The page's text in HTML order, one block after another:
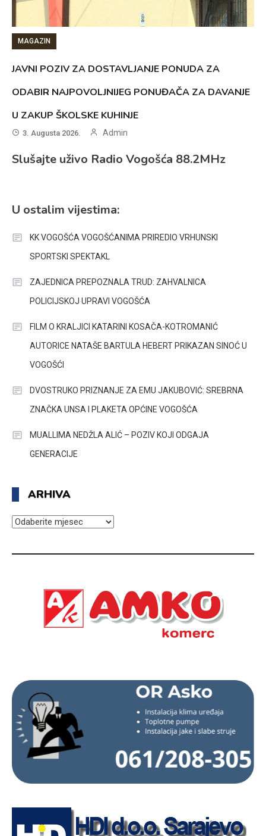
MAGAZIN
JAVNI POZIV ZA DOSTAVLJANJE PONUDA ZA
ODABIR NAJPOVOLJNIJEG PONUĐAČA ZA DAVANJE
U ZAKUP ŠKOLSKE KUHINJE
3. Augusta 2026. Admin
Slušajte uživo Radio Vogošća 88.2MHz
U ostalim vijestima:
KK VOGOŠĆA VOGOŠĆANIMA PRIREDIO VRHUNSKI
SPORTSKI SPEKTAKL
ZAJEDNICA PREPOZNALA TRUD: ZAHVALNICA
POLICIJSKOJ UPRAVI VOGOŠĆA
FILM O KRALJICI KATARINI KOSAČA-KOTROMANIĆ
AUTORICE NATAŠE BARTULA HEBERT PRIKAZAN SINOĆ U
VOGOŠĆI
DVOSTRUKO PRIZNANJE ZA EMU JAKUBOVIĆ: SREBRNA
ZNAČKA UNSA I PLAKETA OPĆINE VOGOŠĆA
MUALLIMA NEDŽLA ALIĆ – POZIV KOJI ODGAJA
GENERACIJE
ARHIVA
ARHIVA